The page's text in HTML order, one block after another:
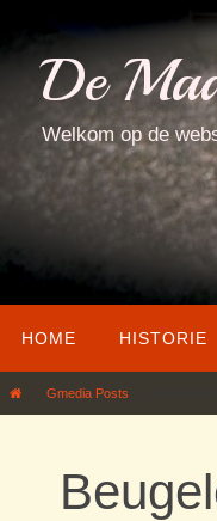
inhoudDe
Welkom op de
naar
de
HOME HISTORIE
HomeGmedia Posts